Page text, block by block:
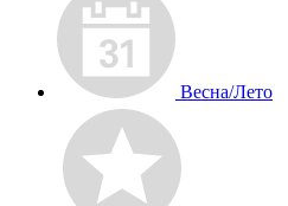
Весна/Лето